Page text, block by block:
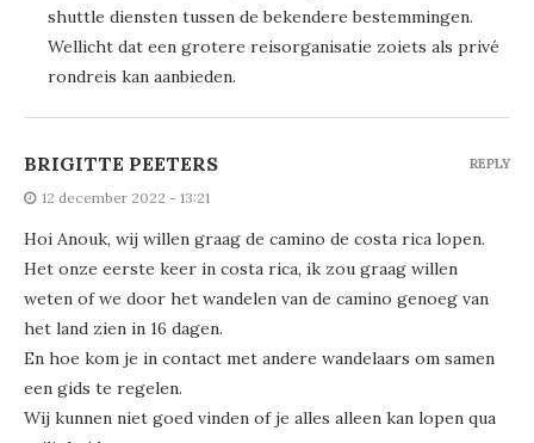
shuttle diensten tussen de bekendere bestemmingen.
Wellicht dat een grotere reisorganisatie zoiets als privé
rondreis kan aanbieden.
BRIGITTE PEETERS
12 december 2022 - 13:21
Hoi Anouk, wij willen graag de camino de costa rica lopen.
Het onze eerste keer in costa rica, ik zou graag willen
weten of we door het wandelen van de camino genoeg van
het land zien in 16 dagen.
En hoe kom je in contact met andere wandelaars om samen
een gids te regelen.
Wij kunnen niet goed vinden of je alles alleen kan lopen qua
REPLY